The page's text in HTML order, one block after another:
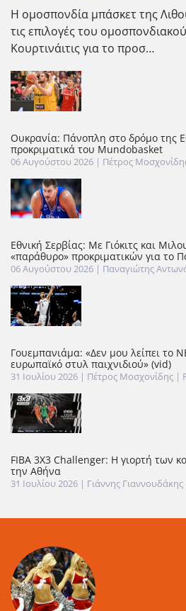
Η ομοσπονδία μπάσκετ της
τις επιλογές του
Κουρτινάιτις για το προσ…
Ουκρανία: Πάνοπλη στο δρόμο της
προκριματικά του Mundobasket
06 Αυγούστου 2026 | Πέτρος
Εθνική Σερβίας: Με Γιόκιτς και
«παράθυρο» προκριματικών για το
06 Αυγούστου 2026 | Παναγιώτης
Γουεμπανιάμα: «Δεν μου λείπει το
ευρωπαϊκό στυλ παιχνιδιού» (vid)
31 Ιουλίου 2026 | Πέτρος Μοσχονίδης |
FIBA 3X3 Challenger: Η γιορτή των
την Αθήνα
31 Ιουλίου 2026 | Γιάννης Γιαννουδάκης